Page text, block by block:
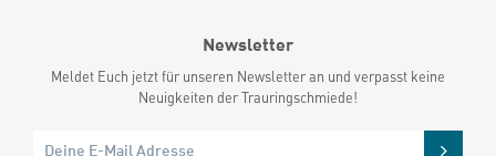
Newsletter
Meldet Euch jetzt für unseren Newsletter an und verpasst keine
Neuigkeiten der Trauringschmiede!